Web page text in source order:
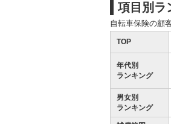
項目別ラ
自転車保険の顧
TOP
年代別
ランキング
男女別
ランキング